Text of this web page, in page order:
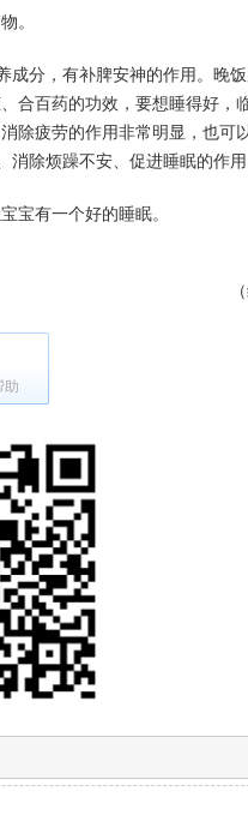
。
成分，有补脾安神的作用。晚
合百药的功效，要想睡得好，
除疲劳的作用非常明显，也可
除烦躁不安、促进睡眠的作用
宝有一个好的睡眠。
助